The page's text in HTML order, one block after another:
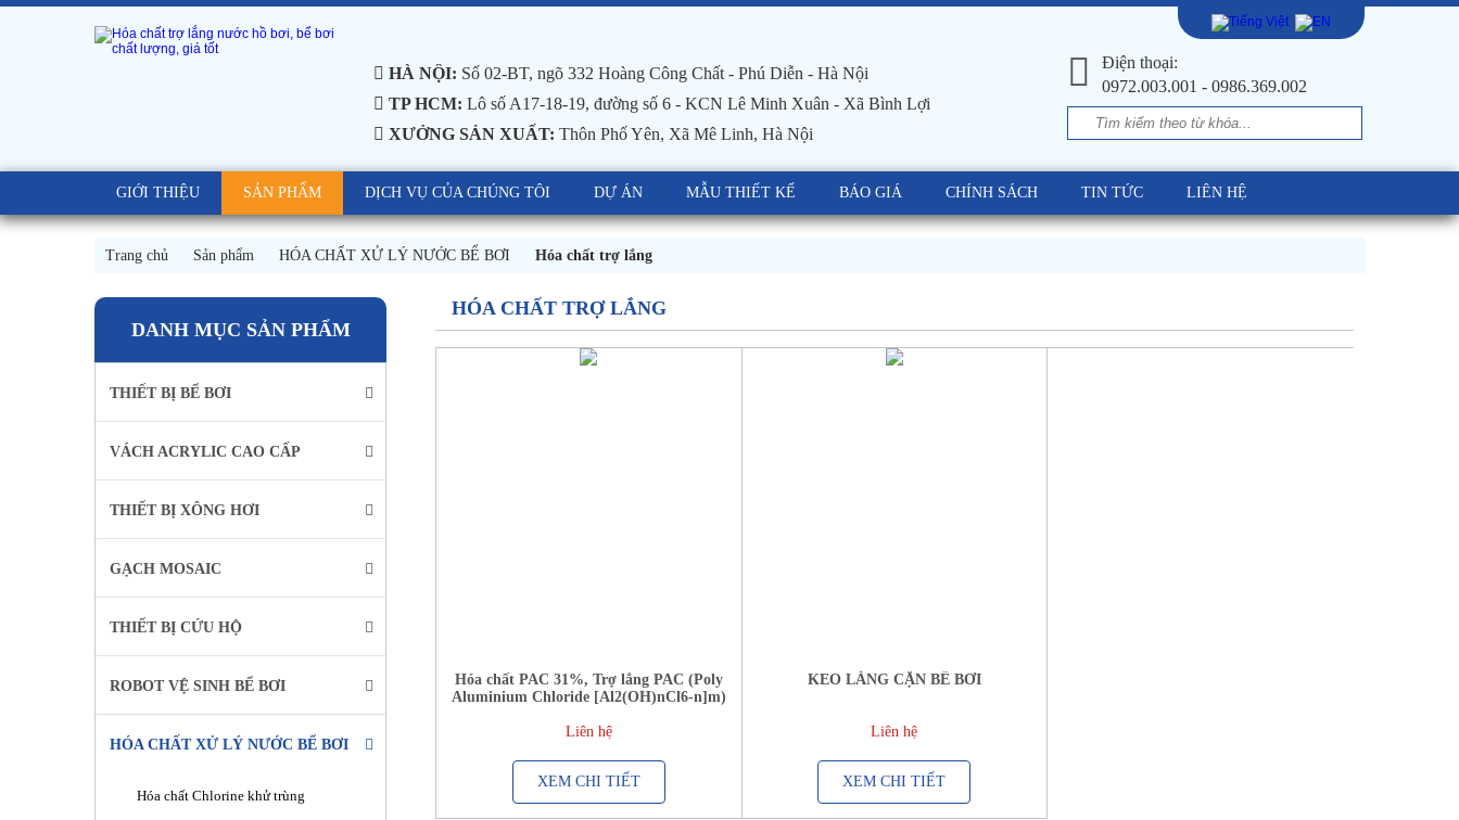
HÀ NỘI: Số 02-BT, ngõ 332 Hoàng Công Chất - Phú Diễn - Hà Nội
TP HCM: Lô số A17-18-19, đường số 6 - KCN Lê Minh Xuân - Xã Bình Lợi
XƯỞNG SẢN XUẤT: Thôn Phố Yên, Xã Mê Linh, Hà Nội
Điện thoại:
0972.003.001 - 0986.369.002
GIỚI THIỆU SẢN PHẨM DỊCH VỤ CỦA CHÚNG TÔI DỰ ÁN MẪU THIẾT KẾ BÁO GIÁ CHÍNH SÁCH TIN TỨC LIÊN HỆ
Trang chủ Sản phẩm HÓA CHẤT XỬ LÝ NƯỚC BỂ BƠI Hóa chất trợ lắng
DANH MỤC SẢN PHẨM
THIẾT BỊ BỂ BƠI
VÁCH ACRYLIC CAO CẤP
THIẾT BỊ XÔNG HƠI
GẠCH MOSAIC
THIẾT BỊ CỨU HỘ
ROBOT VỆ SINH BỂ BƠI
HÓA CHẤT XỬ LÝ NƯỚC BỂ BƠI
Hóa chất Chlorine khử trùng
HÓA CHẤT TRỢ LẮNG
Hóa chất PAC 31%, Trợ lắng PAC (Poly
Aluminium Chloride [Al2(OH)nCl6-n]m)
Liên hệ
XEM CHI TIẾT
KEO LẮNG CẶN BỂ BƠI
Liên hệ
XEM CHI TIẾT